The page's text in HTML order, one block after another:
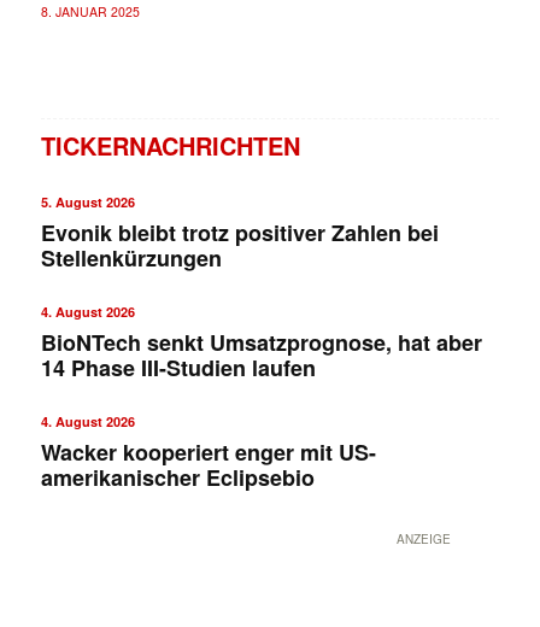
8. JANUAR 2025
TICKERNACHRICHTEN
5. August 2026
Evonik bleibt trotz positiver Zahlen bei
Stellenkürzungen
4. August 2026
BioNTech senkt Umsatzprognose, hat aber
14 Phase III-Studien laufen
4. August 2026
Wacker kooperiert enger mit US-
amerikanischer Eclipsebio
ANZEIGE